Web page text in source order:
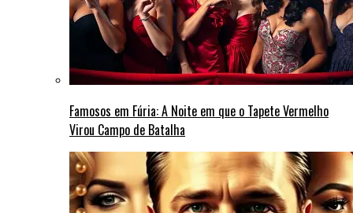
Famosos em Fúria: A Noite em que o Tapete Vermelho
Virou Campo de Batalha